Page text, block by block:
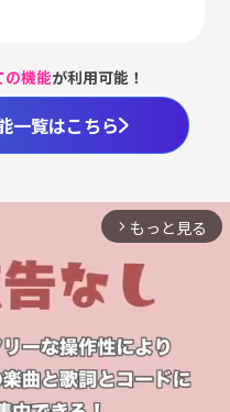
の機能が利用可能！
一覧はこちら
arrow_forward_ios もっと見る